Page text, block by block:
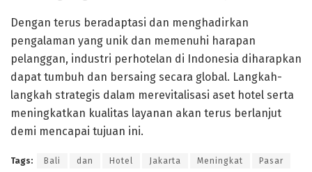
Dengan terus beradaptasi dan menghadirkan
pengalaman yang unik dan memenuhi harapan
pelanggan, industri perhotelan di Indonesia diharapkan
dapat tumbuh dan bersaing secara global. Langkah-
langkah strategis dalam merevitalisasi aset hotel serta
meningkatkan kualitas layanan akan terus berlanjut
demi mencapai tujuan ini.
Tags: Bali dan Hotel Jakarta Meningkat Pasar